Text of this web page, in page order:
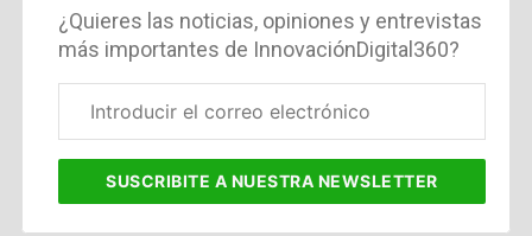
¿Quieres las noticias, opiniones y entrevistas
más importantes de InnovaciónDigital360?
electrónico
SUSCRIBITE A NUESTRA NEWSLETTER